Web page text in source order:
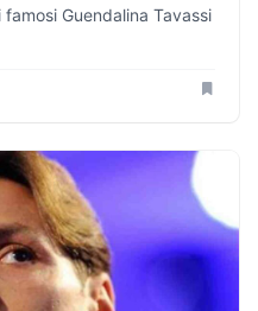
famosi Guendalina Tavassi